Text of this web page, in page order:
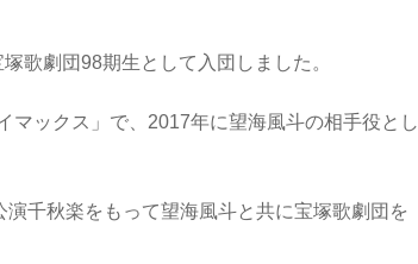
歌劇団98期生として入団しました。
マックス」で、2017年に望海風斗の相手役とし
千秋楽をもって望海風斗と共に宝塚歌劇団を